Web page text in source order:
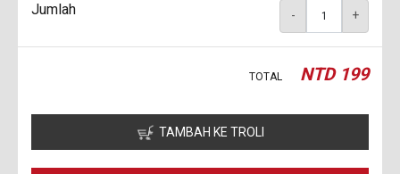
Jumlah - +
TOTAL NTD 199
TAMBAH KE TROLI